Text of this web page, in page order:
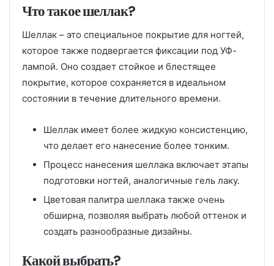
Что такое шеллак?
Шеллак – это специальное покрытие для ногтей,
которое также подвергается фиксации под УФ-
лампой. Оно создает стойкое и блестящее
покрытие, которое сохраняется в идеальном
состоянии в течение длительного времени.
Шеллак имеет более жидкую консистенцию,
что делает его нанесение более тонким.
Процесс нанесения шеллака включает этапы
подготовки ногтей, аналогичные гель лаку.
Цветовая палитра шеллака также очень
обширна, позволяя выбрать любой оттенок и
создать разнообразные дизайны.
Какой выбрать?